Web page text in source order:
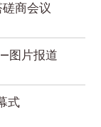
商会议
图片报道
式